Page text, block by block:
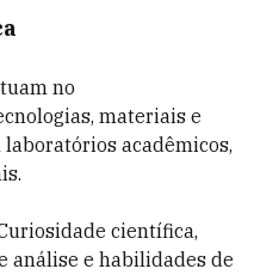
no
materiais e
acadêmicos,
científica,
análise e habilidades de